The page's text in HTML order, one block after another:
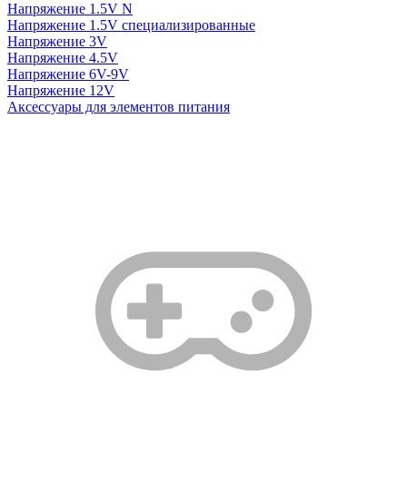
Напряжение 1.5V N
Напряжение 1.5V специализированные
Напряжение 3V
Напряжение 4.5V
Напряжение 6V-9V
Напряжение 12V
Аксессуары для элементов питания